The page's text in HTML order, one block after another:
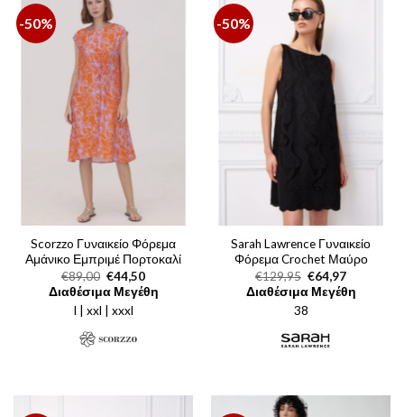
-50%
Scorzzo Γυναικείο Φόρεμα
Αμάνικο Εμπριμέ Πορτοκαλί
€89,00 Original
price
was:
€89,00.
€44,50Η
τρέχουσα
τιμή
Διαθέσιμα Μεγέθη
l | xxl | xxxl
-50%
Sarah Lawrence Γυναικείο
Φόρεμα Crochet Μαύρο
€129,95 Original
price
was:
€129,95.
€64,97Η
τρέχουσα
τιμή
Διαθέσιμα Μεγέθη
38